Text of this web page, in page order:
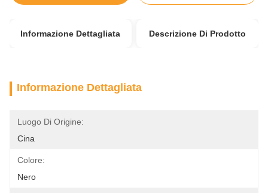
Informazione Dettagliata Descrizione Di Prodotto
Informazione Dettagliata
Luogo Di Origine:
Cina
Colore:
Nero